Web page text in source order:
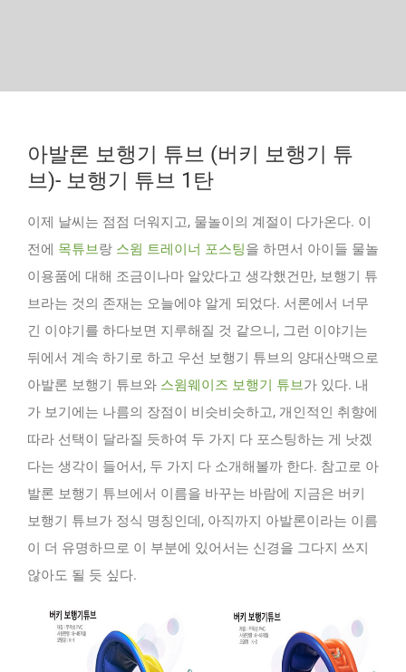
아발론 보행기 튜브 (버키 보행기 튜
브)- 보행기 튜브 1탄
이제 날씨는 점점 더워지고, 물놀이의 계절이 다가온다. 이
전에 목튜브랑 스윔 트레이너 포스팅을 하면서 아이들 물놀
이용품에 대해 조금이나마 알았다고 생각했건만, 보행기 튜
브라는 것의 존재는 오늘에야 알게 되었다. 서론에서 너무
긴 이야기를 하다보면 지루해질 것 같으니, 그런 이야기는
뒤에서 계속 하기로 하고 우선 보행기 튜브의 양대산맥으로
아발론 보행기 튜브와 스윔웨이즈 보행기 튜브가 있다. 내
가 보기에는 나름의 장점이 비슷비슷하고, 개인적인 취향에
따라 선택이 달라질 듯하여 두 가지 다 포스팅하는 게 낫겠
다는 생각이 들어서, 두 가지 다 소개해볼까 한다. 참고로 아
발론 보행기 튜브에서 이름을 바꾸는 바람에 지금은 버키
보행기 튜브가 정식 명칭인데, 아직까지 아발론이라는 이름
이 더 유명하므로 이 부분에 있어서는 신경을 그다지 쓰지
않아도 될 듯 싶다.